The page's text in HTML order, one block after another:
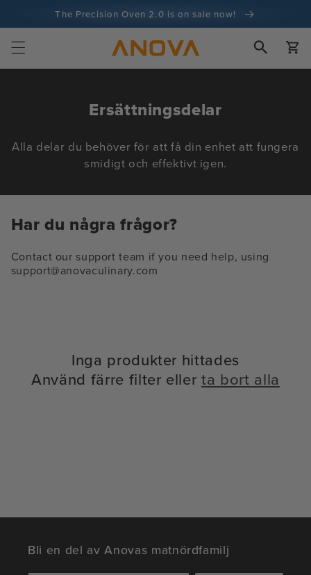
innehållThe Precision Oven 2.0 is on sale now!
100 dagars pengarna tillbaka-garanti
100+ miljoner kockar och antalet ökar
Vagn
K
l
l
e
t
i
o
Ersättningsdelar
Alla delar du behöver för att få din enhet att fungera
smidigt och effektivt igen.
Har du några frågor?
Contact our support team if you need help, using
support@anovaculinary.com
Inga produkter hittades
Använd färre filter ellerta bort alla
Bli en del av Anovas matnördfamilj